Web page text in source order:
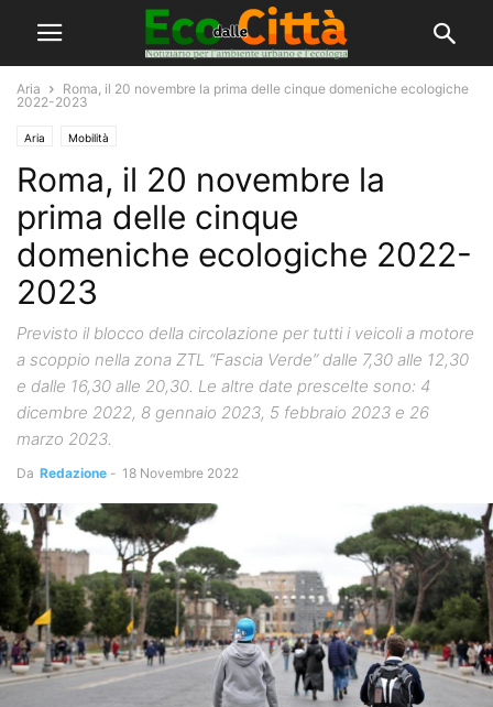
Aria
Roma, il 20 novembre la prima delle cinque domeniche ecologiche
2022-2023
Aria Mobilità
Roma, il 20 novembre la
prima delle cinque
domeniche ecologiche 2022-
2023
Previsto il blocco della circolazione per tutti i veicoli a motore
a scoppio nella zona ZTL “Fascia Verde” dalle 7,30 alle 12,30
e dalle 16,30 alle 20,30. Le altre date prescelte sono: 4
dicembre 2022, 8 gennaio 2023, 5 febbraio 2023 e 26
marzo 2023.
Da Redazione - 18 Novembre 2022